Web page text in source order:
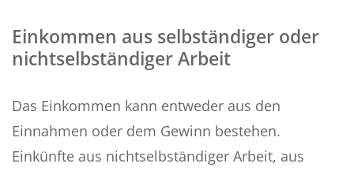
Einkommen aus selbständiger oder
nichtselbständiger Arbeit
Das Einkommen kann entweder aus den
Einnahmen oder dem Gewinn bestehen.
Einkünfte aus nichtselbständiger Arbeit, aus